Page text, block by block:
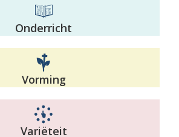
Onderricht
Vorming
Variëteit